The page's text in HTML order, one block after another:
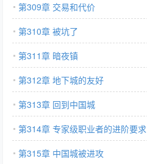
第309章 交易和代价
第310章 被坑了
第311章 暗夜镇
第312章 地下城的友好
第313章 回到中国城
第314章 专家级职业者的进阶要求
第315章 中国城被进攻